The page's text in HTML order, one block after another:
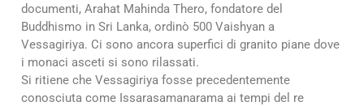
documenti, Arahat Mahinda Thero, fondatore del
Buddhismo in Sri Lanka, ordinò 500 Vaishyan a
Vessagiriya. Ci sono ancora superfici di granito piane dove
i monaci asceti si sono rilassati.
Si ritiene che Vessagiriya fosse precedentemente
conosciuta come Issarasamanarama ai tempi del re